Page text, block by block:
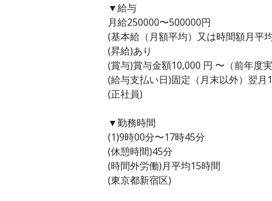
▼給与
月給250000〜500000円
(基本給（月額平均）又は時間額月平
(昇給)あり
(賞与)賞与金額10,000 円 〜（前年度実
(給与支払い日)固定（月末以外）翌月
(正社員)
▼勤務時間
(1)9時00分〜17時45分
(休憩時間)45分
(時間外労働)月平均15時間
(東京都新宿区)